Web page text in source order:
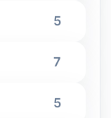
5
7
5